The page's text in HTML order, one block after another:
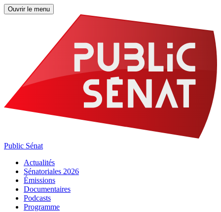
Ouvrir le menu
Public Sénat
Actualités
Sénatoriales 2026
Émissions
Documentaires
Podcasts
Programme